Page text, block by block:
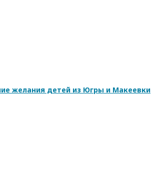
желания детей из Югры и Макеевки